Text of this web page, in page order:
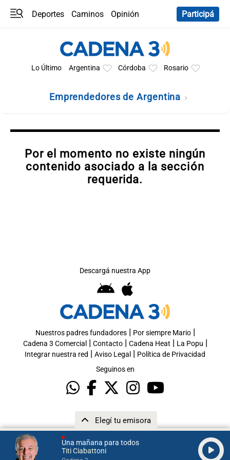
Una mañana para todos
Titi Ciabattoni
Elegí tu emisora
Deportes Caminos
Opinión
Participá
Lo Último Argentina Córdoba Rosario
Emprendedores de Argentina
Por el momento no existe ningún
contenido asociado a la sección
requerida.
Descargá nuestra App
Nuestros padres fundadores| Por siempre Mario|
Cadena 3 Comercial | Contacto| Cadena Heat | La Popu |
Integrar nuestra red | Aviso Legal | Política de Privacidad
Seguinos en